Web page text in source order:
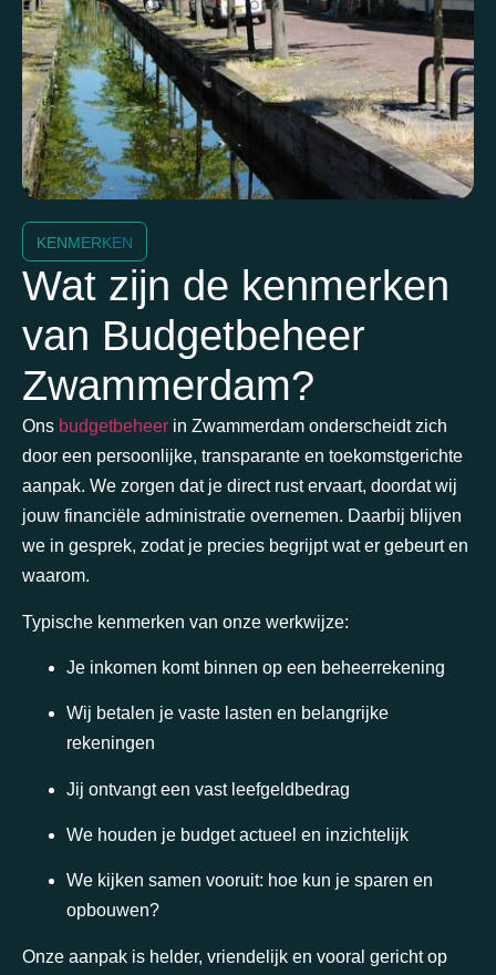
KENMERKEN
Wat zijn de kenmerken
van Budgetbeheer
Zwammerdam?
Ons budgetbeheer in Zwammerdam onderscheidt zich
door een persoonlijke, transparante en toekomstgerichte
aanpak. We zorgen dat je direct rust ervaart, doordat wij
jouw financiële administratie overnemen. Daarbij blijven
we in gesprek, zodat je precies begrijpt wat er gebeurt en
waarom.
Typische kenmerken van onze werkwijze:
Je inkomen komt binnen op een beheerrekening
Wij betalen je vaste lasten en belangrijke
rekeningen
Jij ontvangt een vast leefgeldbedrag
We houden je budget actueel en inzichtelijk
We kijken samen vooruit: hoe kun je sparen en
opbouwen?
Onze aanpak is helder, vriendelijk en vooral gericht op